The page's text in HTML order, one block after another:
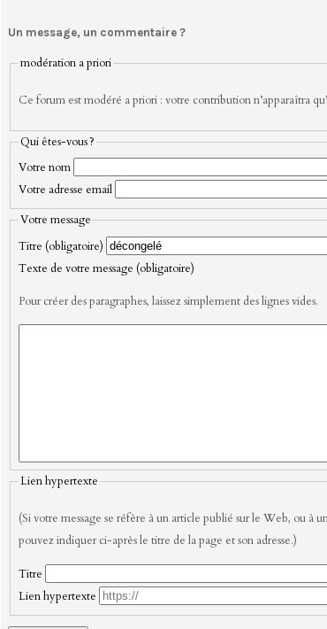
Un message, un commentaire ?
modération a priori
Ce forum est modéré a priori : votre contribution n’apparaîtra
Qui êtes-vous ?
Votre nom
Votre adresse email
Votre message
Titre (obligatoire)
Texte de votre message (obligatoire)
Pour créer des paragraphes, laissez simplement des lignes vides.
Lien hypertexte
(Si votre message se réfère à un article publié sur le Web, ou à
pouvez indiquer ci-après le titre de la page et son adresse.)
Titre
Lien hypertexte